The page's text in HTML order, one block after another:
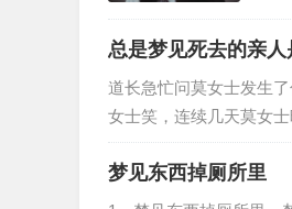
跟
总是梦见死去的亲人
道长急忙问莫女士发生
女士笑，连续几天莫女
叔，网友们纷纷说让莫
梦见东西掉厕所里